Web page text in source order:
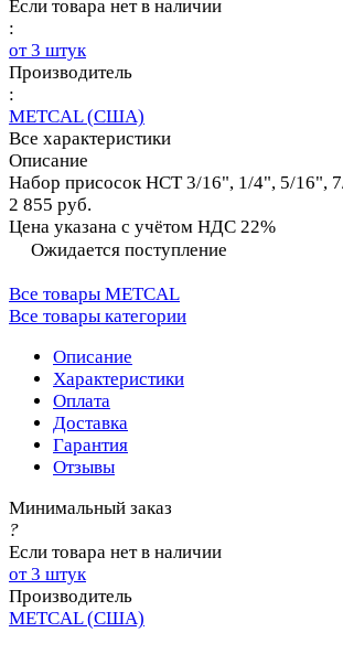
Если товара нет в наличии
:
от 3 штук
Производитель
:
METCAL (США)
Все характеристики
Описание
Набор присосок HCT 3/16", 1/4", 5/16",
2 855 руб.
Цена указана с учётом НДС 22%
Ожидается поступление
Все товары METCAL
Все товары категории
Описание
Характеристики
Оплата
Доставка
Гарантия
Отзывы
Минимальный заказ
?
Если товара нет в наличии
от 3 штук
Производитель
METCAL (США)